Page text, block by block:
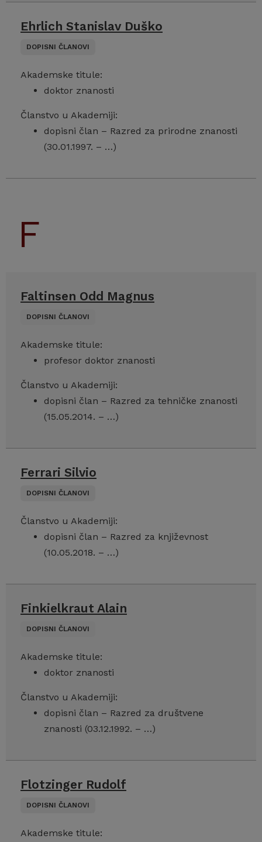
Ehrlich Stanislav Duško
DOPISNI ČLANOVI
Akademske titule:
doktor znanosti
Članstvo u Akademiji:
dopisni član – Razred za prirodne znanosti
(30.01.1997. – …)
Faltinsen Odd Magnus
DOPISNI ČLANOVI
Akademske titule:
profesor doktor znanosti
Članstvo u Akademiji:
dopisni član – Razred za tehničke znanosti
(15.05.2014. – …)
Ferrari Silvio
DOPISNI ČLANOVI
Članstvo u Akademiji:
dopisni član – Razred za književnost
(10.05.2018. – …)
Finkielkraut Alain
DOPISNI ČLANOVI
Akademske titule:
doktor znanosti
Članstvo u Akademiji:
dopisni član – Razred za društvene
znanosti (03.12.1992. – …)
Flotzinger Rudolf
DOPISNI ČLANOVI
Akademske titule: